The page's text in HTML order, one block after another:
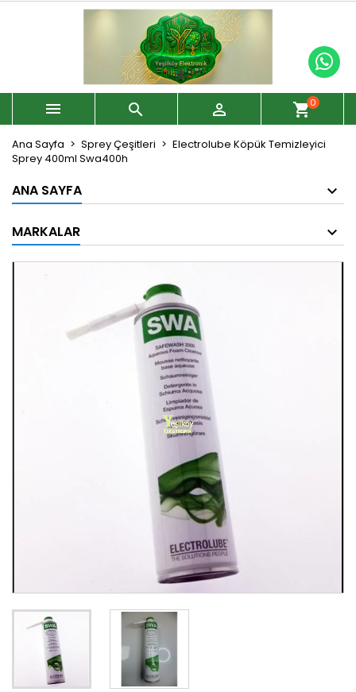
   shopping_cart0
Ana Sayfa Sprey Çeşitleri
Electrolube Köpük Temizleyici
Sprey 400ml Swa400h
ANA SAYFA
MARKALAR